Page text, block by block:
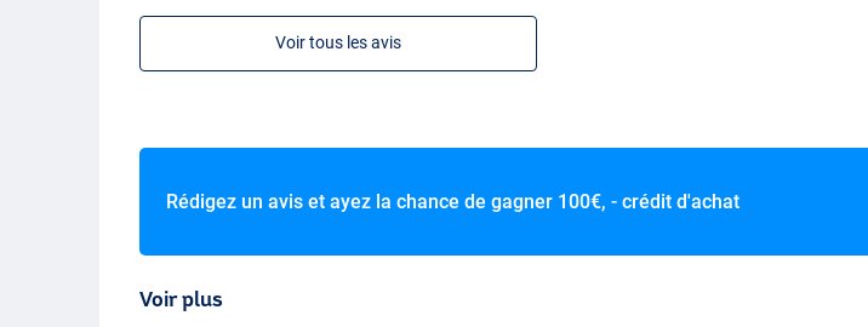
Voir tous les avis
Rédigez un avis et ayez la chance de gagner 100€, - crédit d'achat
Voir plus